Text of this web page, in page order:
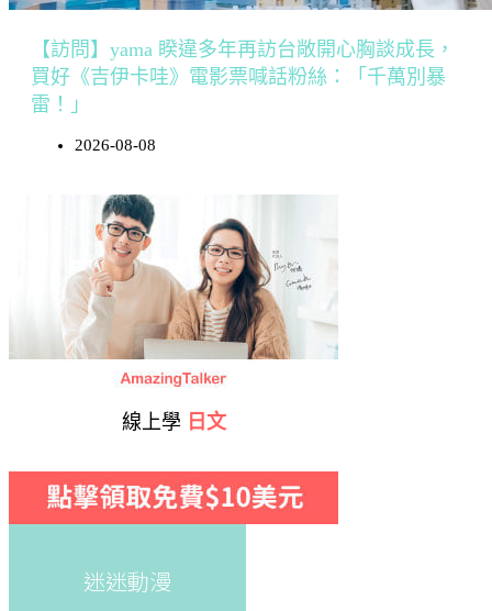
【訪問】yama 睽違多年再訪台敞開心胸談成長，
買好《吉伊卡哇》電影票喊話粉絲：「千萬別暴
雷！」
2026-08-08
線上學 日文
迷迷動漫